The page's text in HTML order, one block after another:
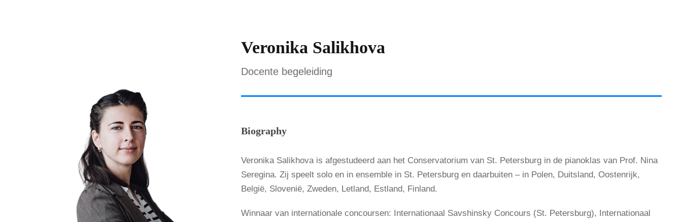
Veronika Salikhova
Docente begeleiding
Biography
Veronika Salikhova is afgestudeerd aan het Conservatorium van St. Petersburg in de pianoklas van Prof. Nina
Seregina. Zij speelt solo en in ensemble in St. Petersburg en daarbuiten – in Polen, Duitsland, Oostenrijk,
België, Slovenië, Zweden, Letland, Estland, Finland.
Winnaar van internationale concoursen: Internationaal Savshinsky Concours (St. Petersburg), Internationaal